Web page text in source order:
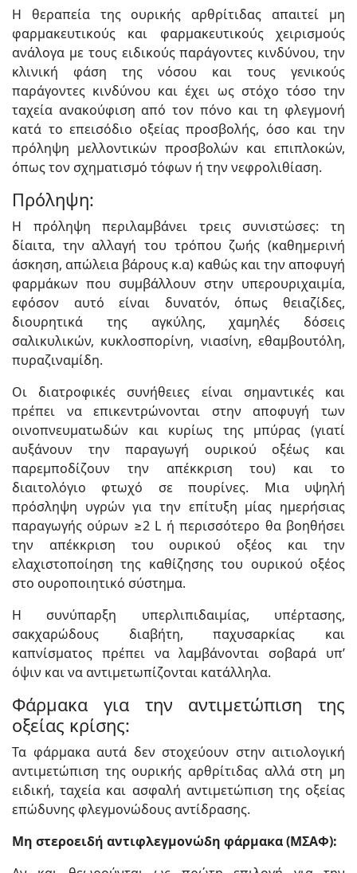
Η θεραπεία της ουρικής αρθρίτιδας απαιτεί μη
φαρμακευτικούς και φαρμακευτικούς χειρισμούς
ανάλογα με τους ειδικούς παράγοντες κινδύνου, την
κλινική φάση της νόσου και τους γενικούς
παράγοντες κινδύνου και έχει ως στόχο τόσο την
ταχεία ανακούφιση από τον πόνο και τη φλεγμονή
κατά το επεισόδιο οξείας προσβολής, όσο και την
πρόληψη μελλοντικών προσβολών και επιπλοκών,
όπως τον σχηματισμό τόφων ή την νεφρολιθίαση.
Πρόληψη:
Η πρόληψη περιλαμβάνει τρεις συνιστώσες: τη
δίαιτα, την αλλαγή του τρόπου ζωής (καθημερινή
άσκηση, απώλεια βάρους κ.α) καθώς και την αποφυγή
φαρμάκων που συμβάλλουν στην υπερουριχαιμία,
εφόσον αυτό είναι δυνατόν, όπως θειαζίδες,
διουρητικά της αγκύλης, χαμηλές δόσεις
σαλικυλικών, κυκλοσπορίνη, νιασίνη, εθαμβουτόλη,
πυραζιναμίδη.
Οι διατροφικές συνήθειες είναι σημαντικές και
πρέπει να επικεντρώνονται στην αποφυγή των
οινοπνευματωδών και κυρίως της μπύρας (γιατί
αυξάνουν την παραγωγή ουρικού οξέως και
παρεμποδίζουν την απέκκριση του) και το
διαιτολόγιο φτωχό σε πουρίνες. Μια υψηλή
πρόσληψη υγρών για την επίτυξη μίας ημερήσιας
παραγωγής ούρων ≥2 L ή περισσότερο θα βοηθήσει
την απέκκριση του ουρικού οξέος και την
ελαχιστοποίηση της καθίζησης του ουρικού οξέος
στο ουροποιητικό σύστημα.
Η συνύπαρξη υπερλιπιδαιμίας, υπέρτασης,
σακχαρώδους διαβήτη, παχυσαρκίας και
καπνίσματος πρέπει να λαμβάνονται σοβαρά υπ’
όψιν και να αντιμετωπίζονται κατάλληλα.
Φάρμακα για την αντιμετώπιση της
οξείας κρίσης:
Τα φάρμακα αυτά δεν στοχεύουν στην αιτιολογική
αντιμετώπιση της ουρικής αρθρίτιδας αλλά στη μη
ειδική, ταχεία και ασφαλή αντιμετώπιση της οξείας
επώδυνης φλεγμονώδους αντίδρασης.
Μη στεροειδή αντιφλεγμονώδη φάρμακα (ΜΣΑΦ):